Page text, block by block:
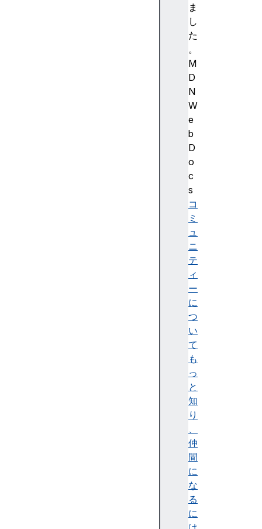
ま
し
た
。
M
D
N
W
e
b
D
o
c
s
コ
ミ
ュ
ニ
テ
ィ
ー
に
つ
い
て
も
っ
と
知
り
、
仲
間
に
な
る
に